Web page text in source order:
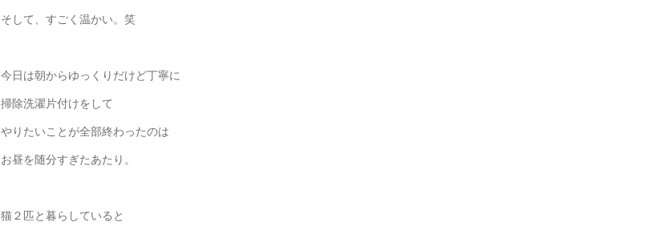
そして、すごく温かい。笑
今日は朝からゆっくりだけど丁寧に
掃除洗濯片付けをして
やりたいことが全部終わったのは
お昼を随分すぎたあたり。
猫２匹と暮らしていると